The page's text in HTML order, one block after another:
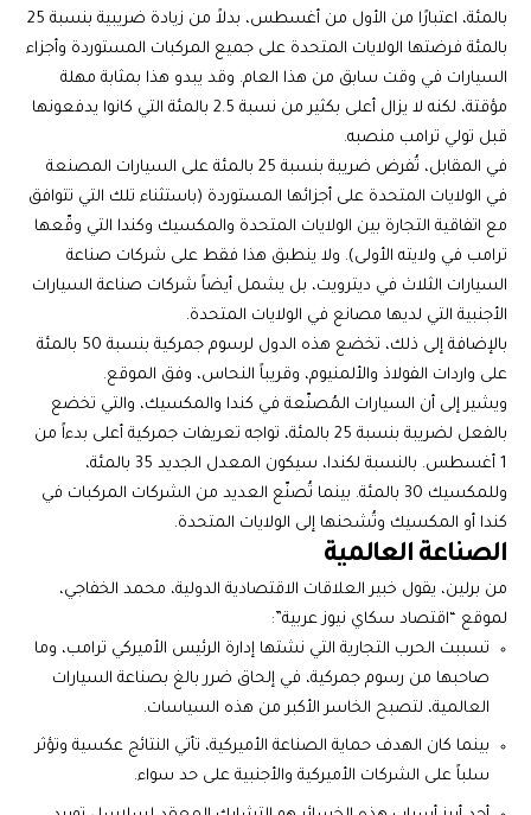
بالمئة، اعتبارًا من الأول من أغسطس، بدلاً من زيادة ضريبية بنسبة 25
بالمئة فرضتها الولايات المتحدة على جميع المركبات المستوردة وأجزاء
السيارات في وقت سابق من هذا العام. وقد يبدو هذا بمثابة مهلة
مؤقتة، لكنه لا يزال أعلى بكثير من نسبة 2.5 بالمئة التي كانوا يدفعونها
قبل تولي ترامب منصبه.
في المقابل، تُفرض ضريبة بنسبة 25 بالمئة على السيارات المصنعة
في الولايات المتحدة على أجزائها المستوردة (باستثناء تلك التي تتوافق
مع اتفاقية التجارة بين الولايات المتحدة والمكسيك وكندا التي وقّعها
ترامب في ولايته الأولى). ولا ينطبق هذا فقط على شركات صناعة
السيارات الثلاث في ديترويت، بل يشمل أيضاً شركات صناعة السيارات
الأجنبية التي لديها مصانع في الولايات المتحدة.
بالإضافة إلى ذلك، تخضع هذه الدول لرسوم جمركية بنسبة 50 بالمئة
على واردات الفولاذ والألمنيوم، وقريباً النحاس، وفق الموقع.
ويشير إلى أن السيارات المُصنّعة في كندا والمكسيك، والتي تخضع
بالفعل لضريبة بنسبة 25 بالمئة، تواجه تعريفات جمركية أعلى بدءاً من
1 أغسطس. بالنسبة لكندا، سيكون المعدل الجديد 35 بالمئة،
وللمكسيك 30 بالمئة. بينما تُصنّع العديد من الشركات المركبات في
كندا أو المكسيك وتُشحنها إلى الولايات المتحدة.
الصناعة العالمية
من برلين، يقول خبير العلاقات الاقتصادية الدولية، محمد الخفاجي،
لموقع “اقتصاد سكاي نيوز عربية”:
تسببت الحرب التجارية التي نشتها إدارة الرئيس الأميركي ترامب، وما
صاحبها من رسوم جمركية، في إلحاق ضرر بالغ بصناعة السيارات
العالمية، لتصبح الخاسر الأكبر من هذه السياسات.
بينما كان الهدف حماية الصناعة الأميركية، تأتي النتائج عكسية وتؤثر
سلباً على الشركات الأميركية والأجنبية على حد سواء.